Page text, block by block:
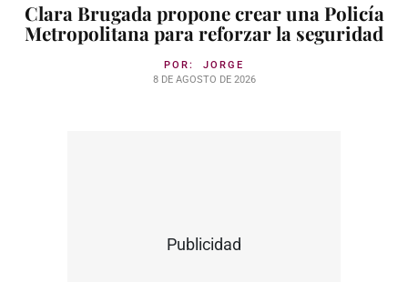
Clara Brugada propone crear una Policía
Metropolitana para reforzar la seguridad
POR: JORGE
8 DE AGOSTO DE 2026
Publicidad